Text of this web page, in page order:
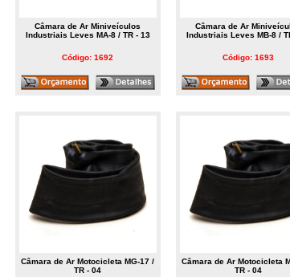
Câmara de Ar Miniveículos
Industriais Leves MA-8 / TR - 13
Código: 1692
Câmara de Ar
Industriais Leves MB-8 /
Código: 1693
Câmara de Ar Motocicleta MG-17 /
TR - 04
Câmara de Ar Motocicleta
TR - 04